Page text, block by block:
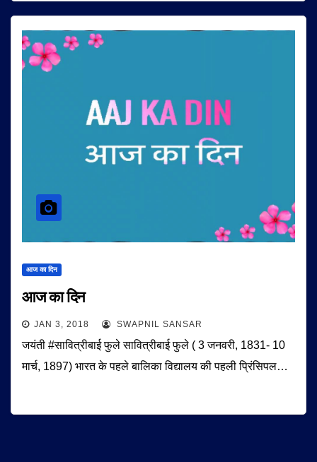
आज का दिन
आज का दिन
JAN 3, 2018 SWAPNIL SANSAR
जयंती #सावित्रीबाई फुले सावित्रीबाई फुले ( 3 जनवरी, 1831- 10
मार्च, 1897) भारत के पहले बालिका विद्यालय की पहली प्रिंसिपल…